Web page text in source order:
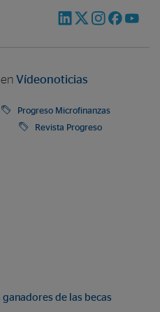
Vídeonoticias
Progreso Microfinanzas
Revista Progreso
ganadores de las becas